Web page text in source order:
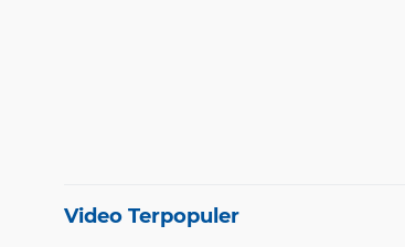
Video Terpopuler